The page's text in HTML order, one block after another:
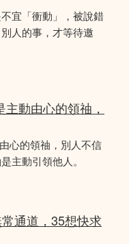
宜「衝動」，被說錯
人的事，才等待邀
動由心的領䄂，
心的領䄂，別人不信
主動引領他人。
通道，35想快求